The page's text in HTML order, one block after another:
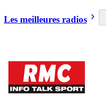
Les meilleures radios